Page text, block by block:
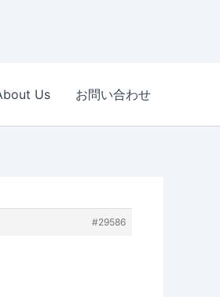
Us お問い合わせ
#29586